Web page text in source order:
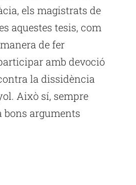
els magistrats de
aquestes tesis, com
de fer
amb devoció
la dissidència
Això sí, sempre
bons arguments